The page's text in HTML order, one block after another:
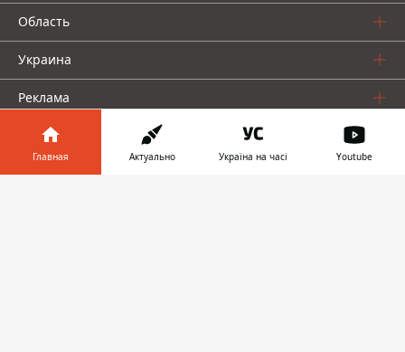
Область
Украина
Реклама
Пресс-релизы
О нас
Главная Актуально Україна на часі Youtube